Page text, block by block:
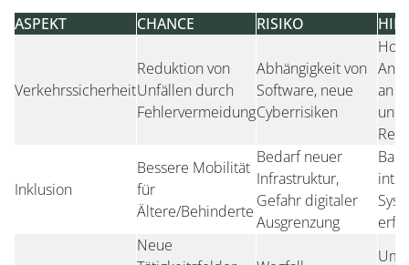
ASPEKT CHANCE RISIKO
Verkehrssicherheit
Reduktion von
Unfällen durch
Fehlervermeidung
Abhängigkeit von
Software, neue
Cyberrisiken
an
und
Inklusion
Bessere Mobilität
für
Ältere/Behinderte
Bedarf neuer
Infrastruktur,
Gefahr digitaler
Ausgrenzung
Neue